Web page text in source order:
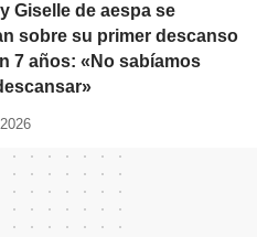
Giselle de aespa se
sobre su primer descanso
7 años: «No sabíamos